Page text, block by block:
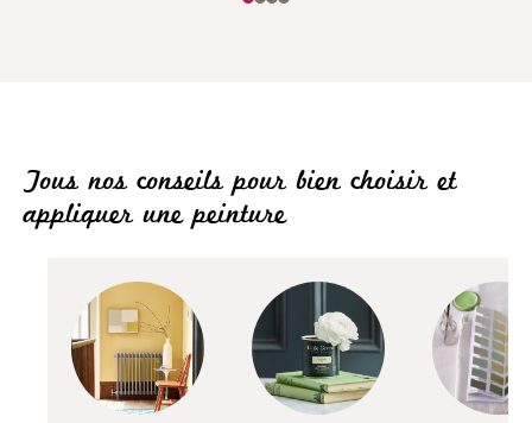
Tous nos conseils pour bien choisir et
appliquer une peinture